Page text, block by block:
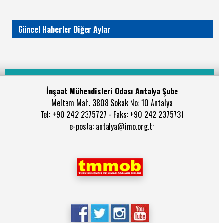
Güncel Haberler Diğer Aylar
İnşaat Mühendisleri Odası Antalya Şube
Meltem Mah. 3808 Sokak No: 10 Antalya
Tel: +90 242 2375727 - Faks: +90 242 2375731
e-posta: antalya@imo.org.tr